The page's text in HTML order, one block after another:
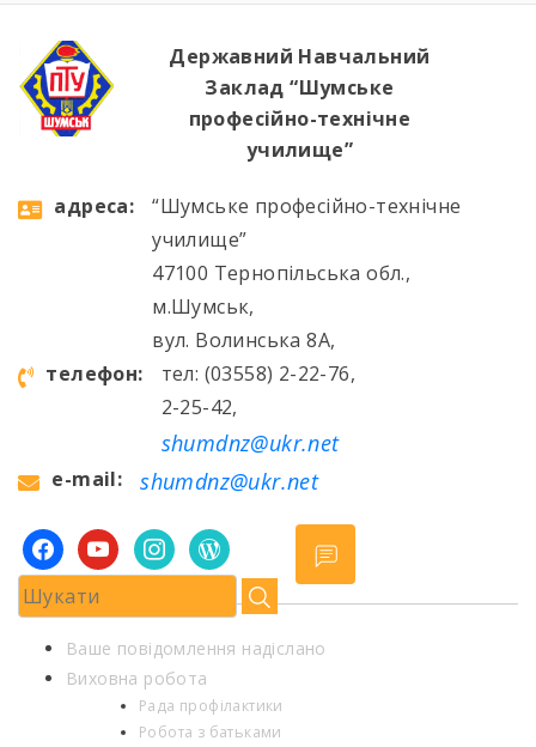
Державний Навчальний
Заклад “Шумське
професійно-технічне
училище”
aдресa:
“Шумське професійно-технічне
училище”
47100 Тернопільська обл.,
м.Шумськ,
вул. Волинська 8А,
телефон:
тел: (03558) 2-22-76,
2-25-42,
shumdnz@ukr.net
e-mail: shumdnz@ukr.net
facebookyoutubeinstagramwordpress
Ваше повідомлення надіслано
Виховна робота
Рада профілактики
Робота з батьками